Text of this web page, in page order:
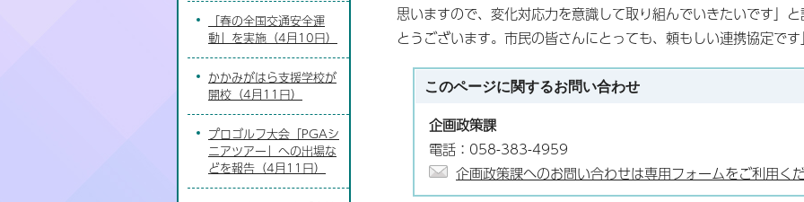
思いますので、変化対応力を意識して取り組んでいきたいです」
とうございます。市民の皆さんにとっても、頼もしい連携協定で
このページに関するお問い合わせ
企画政策課
電話：058-383-4959
企画政策課へのお問い合わせは専用フォームをご利用く
「春の全国交通安全運
動」を実施（4月10日）
かかみがはら支援学校が
開校（4月11日）
プロゴルフ大会「PGAシ
ニアツアー」への出場な
どを報告（4月11日）